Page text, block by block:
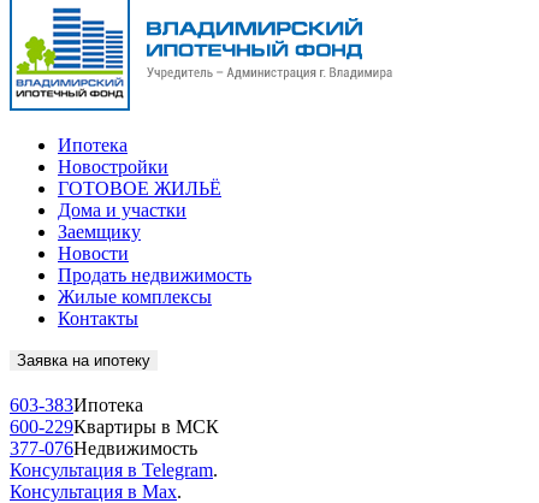
Ипотека
Новостройки
ГОТОВОЕ ЖИЛЬЁ
Дома и участки
Заемщику
Новости
Продать недвижимость
Жилые комплексы
Контакты
Заявка на ипотеку
603-383Ипотека
600-229Квартиры в МСК
377-076Недвижимость
Консультация в Telegram.
Консультация в Max.